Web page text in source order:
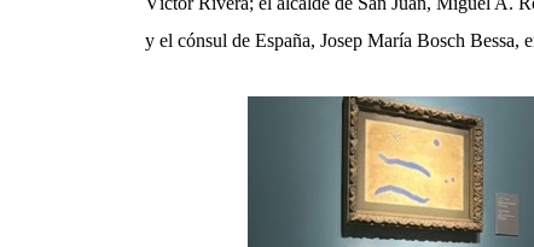
y el cónsul de España, Josep María Bosch Bessa,